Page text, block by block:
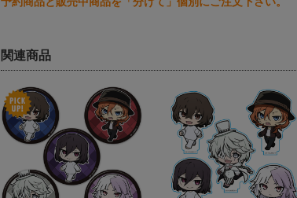
関連商品